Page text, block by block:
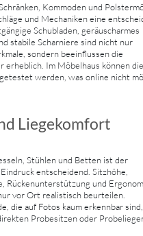
Kommoden und
und Mechaniken eine
Schubladen, geräuscharmes
stabile Scharniere sind nicht nur
sondern beeinflussen die
erheblich. Im Möbelhaus können
werden, was online nicht
Liegekomfort
Stühlen und Betten ist der
entscheidend. Sitzhöhe,
Rückenunterstützung und
vor Ort realistisch beurteilen.
die auf Fotos kaum erkennbar sind,
Probesitzen oder